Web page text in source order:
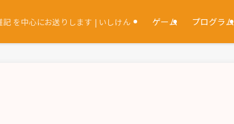
を中心にお送りします | いしけん ゲーム プログラム